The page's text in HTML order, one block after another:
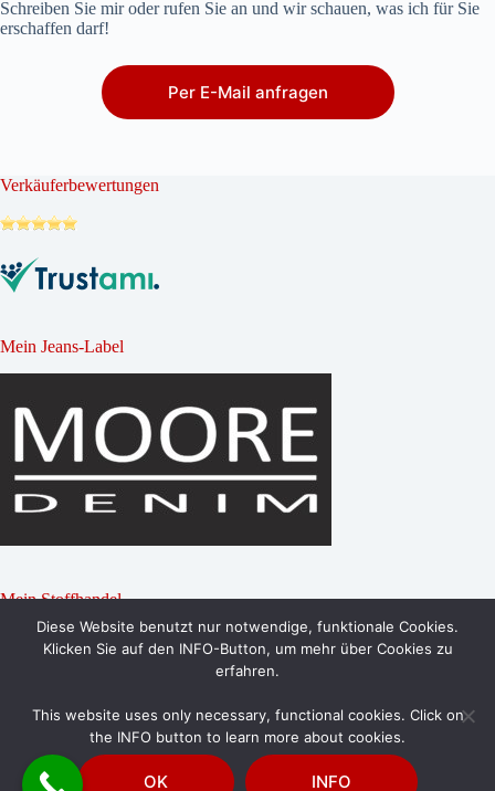
Schreiben Sie mir oder rufen Sie an und wir schauen, was ich für Sie
erschaffen darf!
Per E-Mail anfragen
Verkäuferbewertungen
Mein Jeans-Label
Mein Stoffhandel
Diese Website benutzt nur notwendige, funktionale Cookies.
Klicken Sie auf den INFO-Button, um mehr über Cookies zu
erfahren.
This website uses only necessary, functional cookies. Click on
the INFO button to learn more about cookies.
OK INFO